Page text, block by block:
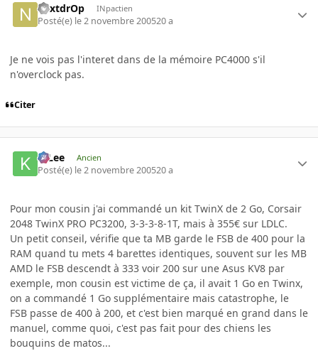
nextdrOp INpactien
Posté(e) le 2 novembre 200520 a
Je ne vois pas l'interet dans de la mémoire PC4000 s'il
n'overclock pas.
Citer
K-Lee Ancien
Posté(e) le 2 novembre 200520 a
Pour mon cousin j'ai commandé un kit TwinX de 2 Go, Corsair
2048 TwinX PRO PC3200, 3-3-3-8-1T, mais à 355€ sur LDLC.
Un petit conseil, vérifie que ta MB garde le FSB de 400 pour la
RAM quand tu mets 4 barettes identiques, souvent sur les MB
AMD le FSB descendt à 333 voir 200 sur une Asus KV8 par
exemple, mon cousin est victime de ça, il avait 1 Go en Twinx,
on a commandé 1 Go supplémentaire mais catastrophe, le
FSB passe de 400 à 200, et c'est bien marqué en grand dans le
manuel, comme quoi, c'est pas fait pour des chiens les
bouquins de matos...